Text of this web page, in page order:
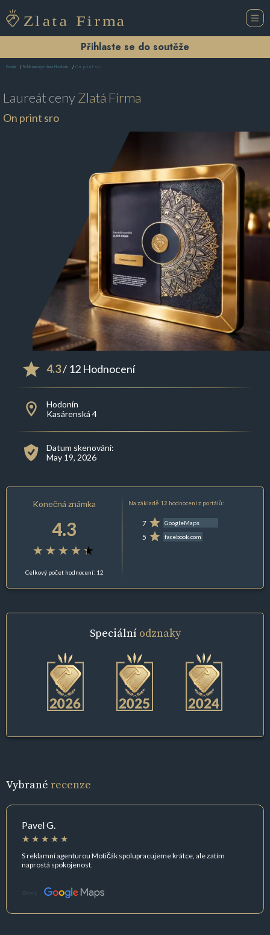
Přihlaste se do soutěže
Domů Reklamní agentura Hodonín On print sro
Laureát cenyZlatá Firma
On print sro
4.3/ 12 Hodnocení
Hodonín
Kasárenská 4
Datum skenování:
May 19, 2026
Konečná známka
4.3
Celkový počet hodnocení: 12
Na základě 12 hodnocení z portálů:
7 GoogleMaps
5 facebook.com
Speciální odznaky
Vybrané recenze
Pavel G.
S reklamní agenturou Motičák spolupracujeme krátce, ale zatím
naprostá spokojenost.
Zdroj: